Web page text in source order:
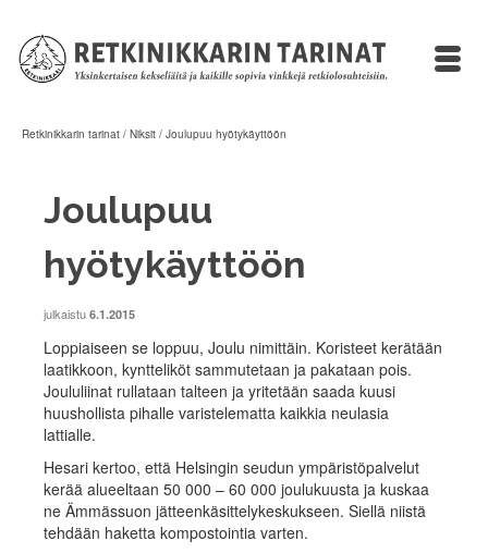
Retkinikkarin tarinat / Niksit / Joulupuu hyötykäyttöön
Joulupuu
hyötykäyttöön
julkaistu 6.1.2015
Loppiaiseen se loppuu, Joulu nimittäin. Koristeet kerätään
laatikkoon, kyntteliköt sammutetaan ja pakataan pois.
Joululiinat rullataan talteen ja yritetään saada kuusi
huushollista pihalle varistelematta kaikkia neulasia
lattialle.
Hesari kertoo, että Helsingin seudun ympäristöpalvelut
kerää alueeltaan 50 000 – 60 000 joulukuusta ja kuskaa
ne Ämmässuon jätteenkäsittelykeskukseen. Siellä niistä
tehdään haketta kompostointia varten.